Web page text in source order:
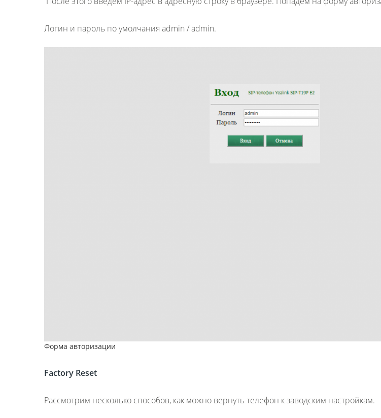
Логин и пароль по умолчания admin / admin.
Форма авторизации
Factory Reset
Рассмотрим несколько способов, как можно вернуть телефон к заводским настройкам.